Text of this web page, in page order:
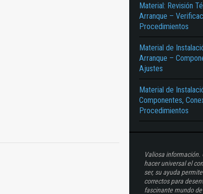
Material: Revisión
Arranque –
Procedimientos
Material de
Arranque –
Ajustes
Material de
Componentes,
Procedimientos
Valiosa información.
hacer universal el
ser, su ayuda
correctos para
fascinante mundo